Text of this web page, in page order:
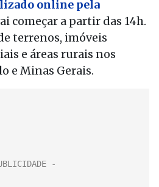
online pela
começar a partir das 14h.
terrenos, imóveis
e áreas rurais nos
e Minas Gerais.